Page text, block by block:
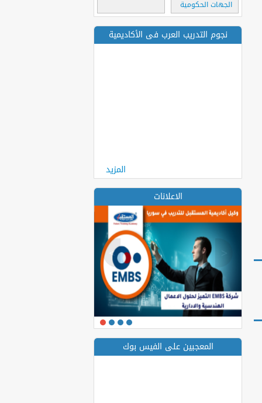
الجهات الحكومية
نجوم التدريب العرب فى الأكاديمية
المزيد
الاعلانات
> <
المعجبين على الفيس بوك